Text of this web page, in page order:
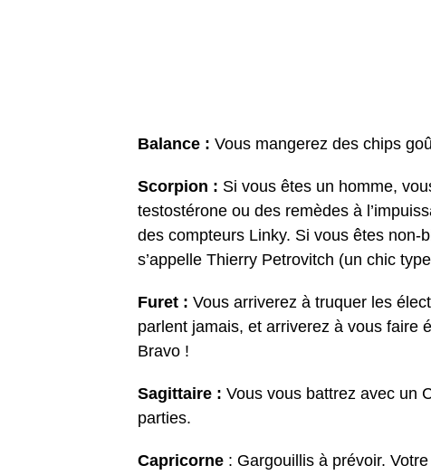
Balance : Vous mangerez des chips
Scorpion : Si vous êtes un homme,
testostérone ou des remèdes à
des compteurs Linky. Si vous êtes non-
s’appelle Thierry Petrovitch (un chic
Furet : Vous arriverez à truquer les
parlent jamais, et arriverez à vous faire
Bravo !
Sagittaire : Vous vous battrez avec un
parties.
Capricorne : Gargouillis à prévoir.